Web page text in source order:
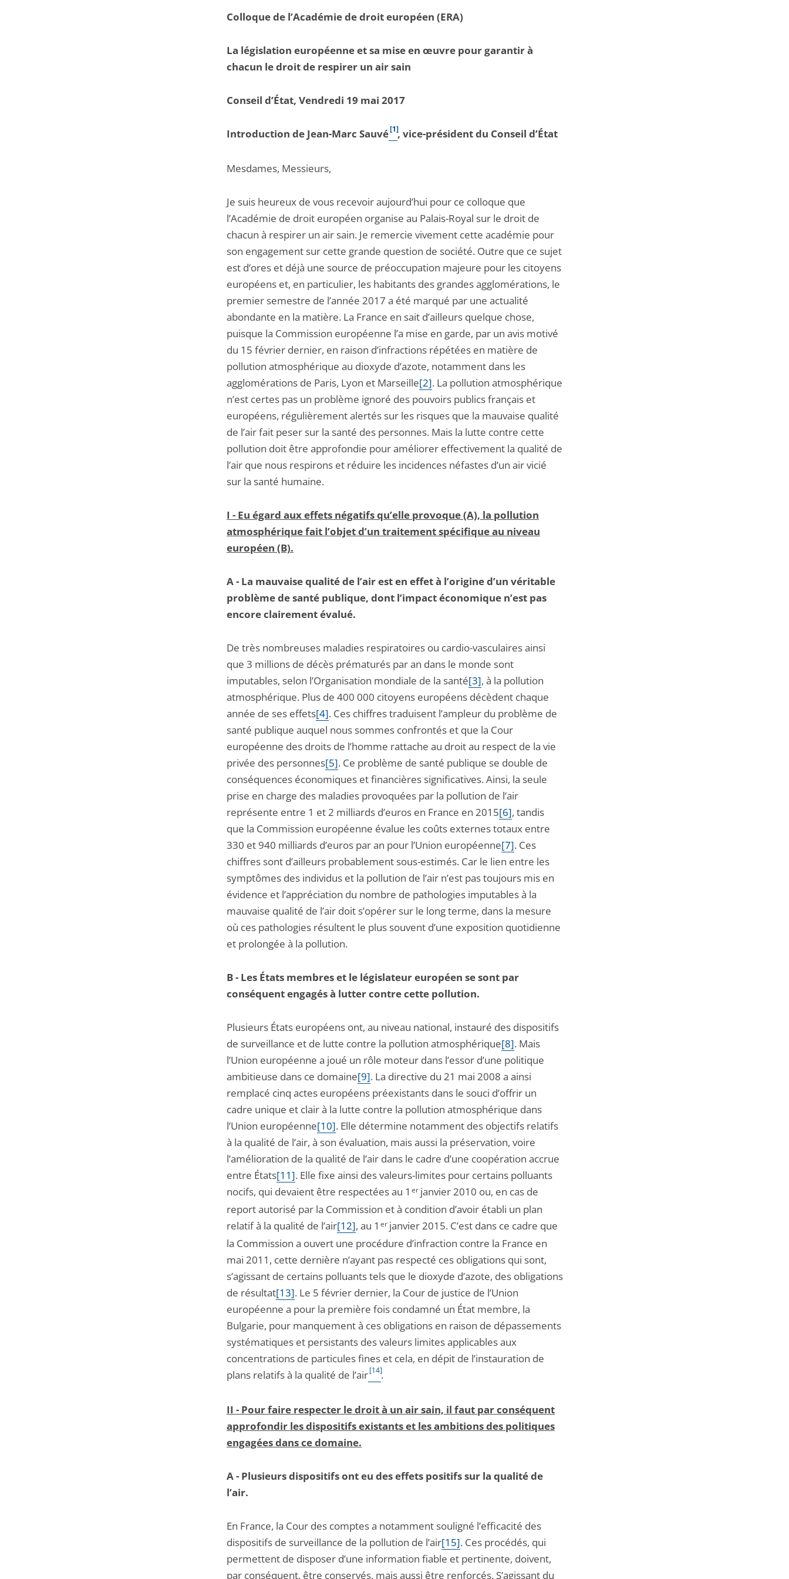
Colloque de l’Académie de droit européen (ERA)
La législation européenne et sa mise en œuvre pour garantir à
chacun le droit de respirer un air sain
Conseil d’État, Vendredi 19 mai 2017
Introduction de Jean-Marc Sauvé[1], vice-président du Conseil d’État
Mesdames, Messieurs,
Je suis heureux de vous recevoir aujourd’hui pour ce colloque que
l’Académie de droit européen organise au Palais-Royal sur le droit de
chacun à respirer un air sain. Je remercie vivement cette académie pour
son engagement sur cette grande question de société. Outre que ce sujet
est d’ores et déjà une source de préoccupation majeure pour les citoyens
européens et, en particulier, les habitants des grandes agglomérations, le
premier semestre de l’année 2017 a été marqué par une actualité
abondante en la matière. La France en sait d’ailleurs quelque chose,
puisque la Commission européenne l’a mise en garde, par un avis motivé
du 15 février dernier, en raison d’infractions répétées en matière de
pollution atmosphérique au dioxyde d’azote, notamment dans les
agglomérations de Paris, Lyon et Marseille[2]. La pollution atmosphérique
n’est certes pas un problème ignoré des pouvoirs publics français et
européens, régulièrement alertés sur les risques que la mauvaise qualité
de l’air fait peser sur la santé des personnes. Mais la lutte contre cette
pollution doit être approfondie pour améliorer effectivement la qualité de
l’air que nous respirons et réduire les incidences néfastes d’un air vicié
sur la santé humaine.
I - Eu égard aux effets négatifs qu’elle provoque (A), la pollution
atmosphérique fait l’objet d’un traitement spécifique au niveau
européen (B).
A - La mauvaise qualité de l’air est en effet à l’origine d’un véritable
problème de santé publique, dont l’impact économique n’est pas
encore clairement évalué.
De très nombreuses maladies respiratoires ou cardio-vasculaires ainsi
que 3 millions de décès prématurés par an dans le monde sont
imputables, selon l’Organisation mondiale de la santé[3], à la pollution
atmosphérique. Plus de 400 000 citoyens européens décèdent chaque
année de ses effets[4]. Ces chiffres traduisent l’ampleur du problème de
santé publique auquel nous sommes confrontés et que la Cour
européenne des droits de l’homme rattache au droit au respect de la vie
privée des personnes[5]. Ce problème de santé publique se double de
conséquences économiques et financières significatives. Ainsi, la seule
prise en charge des maladies provoquées par la pollution de l’air
représente entre 1 et 2 milliards d’euros en France en 2015[6], tandis
que la Commission européenne évalue les coûts externes totaux entre
330 et 940 milliards d’euros par an pour l’Union européenne[7]. Ces
chiffres sont d’ailleurs probablement sous-estimés. Car le lien entre les
symptômes des individus et la pollution de l’air n’est pas toujours mis en
évidence et l’appréciation du nombre de pathologies imputables à la
mauvaise qualité de l’air doit s’opérer sur le long terme, dans la mesure
où ces pathologies résultent le plus souvent d’une exposition quotidienne
et prolongée à la pollution.
B - Les États membres et le législateur européen se sont par
conséquent engagés à lutter contre cette pollution.
Plusieurs États européens ont, au niveau national, instauré des dispositifs
de surveillance et de lutte contre la pollution atmosphérique[8]. Mais
l’Union européenne a joué un rôle moteur dans l’essor d’une politique
ambitieuse dans ce domaine[9]. La directive du 21 mai 2008 a ainsi
remplacé cinq actes européens préexistants dans le souci d’offrir un
cadre unique et clair à la lutte contre la pollution atmosphérique dans
l’Union européenne[10]. Elle détermine notamment des objectifs relatifs
à la qualité de l’air, à son évaluation, mais aussi la préservation, voire
l’amélioration de la qualité de l’air dans le cadre d’une coopération accrue
entre États[11]. Elle fixe ainsi des valeurs-limites pour certains polluants
nocifs, qui devaient être respectées au 1 erjanvier 2010 ou, en cas de
report autorisé par la Commission et à condition d’avoir établi un plan
relatif à la qualité de l’air[12], au 1 erjanvier 2015. C’est dans ce cadre que
la Commission a ouvert une procédure d’infraction contre la France en
mai 2011, cette dernière n’ayant pas respecté ces obligations qui sont,
s’agissant de certains polluants tels que le dioxyde d’azote, des obligations
de résultat[13]. Le 5 février dernier, la Cour de justice de l’Union
européenne a pour la première fois condamné un État membre, la
Bulgarie, pour manquement à ces obligations en raison de dépassements
systématiques et persistants des valeurs limites applicables aux
concentrations de particules fines et cela, en dépit de l’instauration de
plans relatifs à la qualité de l’air[14].
II - Pour faire respecter le droit à un air sain, il faut par conséquent
approfondir les dispositifs existants et les ambitions des politiques
engagées dans ce domaine.
A - Plusieurs dispositifs ont eu des effets positifs sur la qualité de
l’air.
En France, la Cour des comptes a notamment souligné l’efficacité des
dispositifs de surveillance de la pollution de l’air[15]. Ces procédés, qui
permettent de disposer d’une information fiable et pertinente, doivent,
par conséquent, être conservés, mais aussi être renforcés. S’agissant du